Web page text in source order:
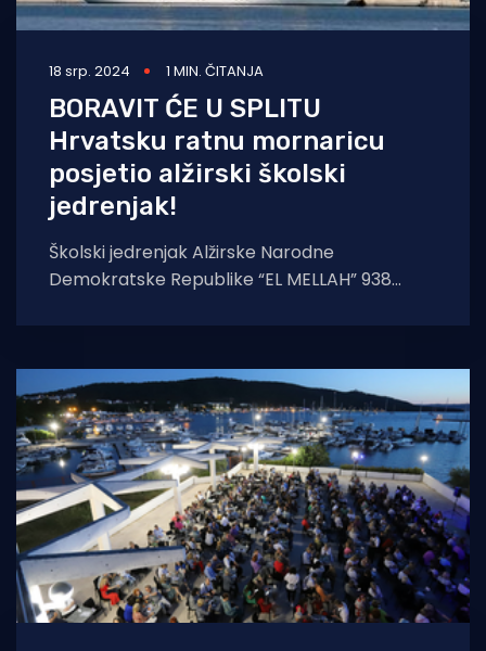
18 srp. 2024 1 MIN. ČITANJA
BORAVIT ĆE U SPLITU
Hrvatsku ratnu mornaricu
posjetio alžirski školski
jedrenjak!
Školski jedrenjak Alžirske Narodne
Demokratske Republike “EL MELLAH” 938
srpnja.